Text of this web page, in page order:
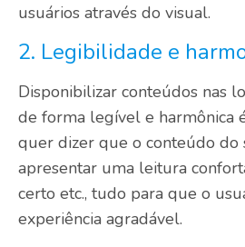
usuários através do visual.
2. Legibilidade e
Disponibilizar conteúdos nas
de forma legível e harmônica
quer dizer que o conteúdo do
apresentar uma leitura
certo etc., tudo para que o
experiência agradável.